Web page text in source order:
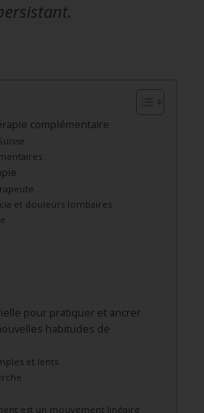
complémentaire
:
et douleurs lombaires
pour pratiquer et ancrer
habitudes de
et lents
est un mouvement linéaire